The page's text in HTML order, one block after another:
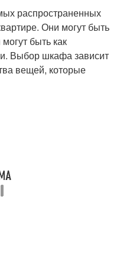
распространенных
Они могут быть
быть как
Выбор шкафа зависит
вещей, которые